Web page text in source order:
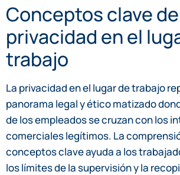
Conceptos clave
privacidad en el
trabajo
La privacidad en el lugar de trabajo
panorama legal y ético matizado
de los empleados se cruzan con los
comerciales legítimos. La
conceptos clave ayuda a los
los límites de la supervisión y la